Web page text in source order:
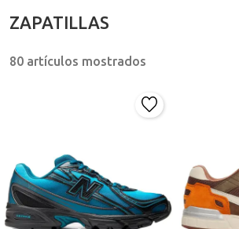
ZAPATILLAS
80 artículos mostrados